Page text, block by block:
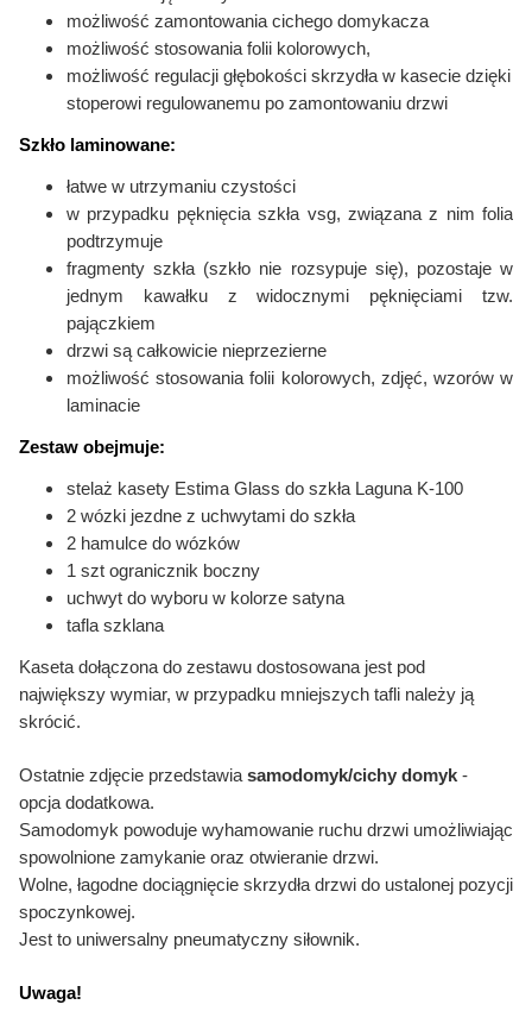
możliwość zamontowania cichego domykacza
możliwość stosowania folii kolorowych,
możliwość regulacji głębokości skrzydła w kasecie dzięki
stoperowi regulowanemu po zamontowaniu drzwi
Szkło laminowane:
łatwe w utrzymaniu czystości
w przypadku pęknięcia szkła vsg, związana z nim folia
podtrzymuje
fragmenty szkła (szkło nie rozsypuje się), pozostaje w
jednym kawałku z widocznymi pęknięciami tzw.
pajączkiem
drzwi są całkowicie nieprzezierne
możliwość stosowania folii kolorowych, zdjęć, wzorów w
laminacie
Zestaw obejmuje:
stelaż kasety Estima Glass do szkła Laguna K-100
2 wózki jezdne z uchwytami do szkła
2 hamulce do wózków
1 szt ogranicznik boczny
uchwyt do wyboru w kolorze satyna
tafla szklana
Kaseta dołączona do zestawu dostosowana jest pod
największy wymiar, w przypadku mniejszych tafli należy ją
skrócić.
Ostatnie zdjęcie przedstawia samodomyk/cichy domyk -
opcja dodatkowa.
Samodomyk powoduje wyhamowanie ruchu drzwi umożliwiając
spowolnione zamykanie oraz otwieranie drzwi.
Wolne, łagodne dociągnięcie skrzydła drzwi do ustalonej pozycji
spoczynkowej.
Jest to uniwersalny pneumatyczny siłownik.
Uwaga!